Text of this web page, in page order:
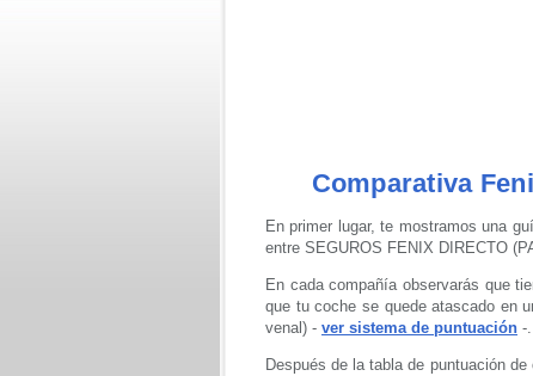
Comparativa
En primer lugar, te mostramos una
entre SEGUROS FENIX DIRECTO
En cada compañía observarás que
que tu coche se quede atascado en
venal) - ver sistema de puntuación -.
Después de la tabla de puntuación